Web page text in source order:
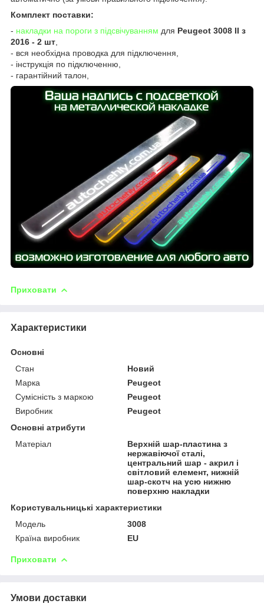
Комплект поставки:
- накладки на пороги з підсвічуванням для Peugeot 3008 II з
2016 - 2 шт
- вся необхідна проводка для підключення,
- інструкція по підключенню,
- гарантійний талон,
Приховати
Характеристики
Основні
Стан
Новий
Марка
Peugeot
Сумісність з маркою
Peugeot
Виробник
Peugeot
Основні атрибути
Матеріал
Верхній шар-пластина з
нержавіючої сталі,
центральний шар - акрил і
світловий елемент, нижній
шар-скотч на усю нижню
поверхню накладки
Користувальницькі характеристики
Модель
3008
Країна виробник
EU
Приховати
Умови доставки